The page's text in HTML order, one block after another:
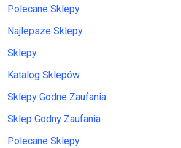
Polecane Sklepy
Najlepsze Sklepy
Sklepy
Katalog Sklepów
Sklepy Godne Zaufania
Sklep Godny Zaufania
Polecane Sklepy